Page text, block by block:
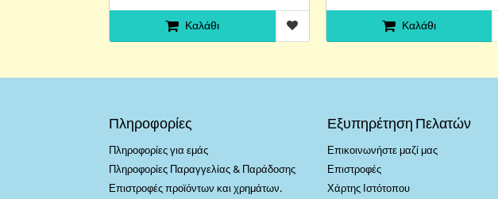
Καλάθι Καλάθι
Πληροφορίες
Πληροφορίες για εμάς
Πληροφορίες Παραγγελίας & Παράδοσης
Επιστροφές προϊόντων και χρημάτων.
Εξυπηρέτηση Πελατών
Επικοινωνήστε μαζί μας
Επιστροφές
Χάρτης Ιστότοπου